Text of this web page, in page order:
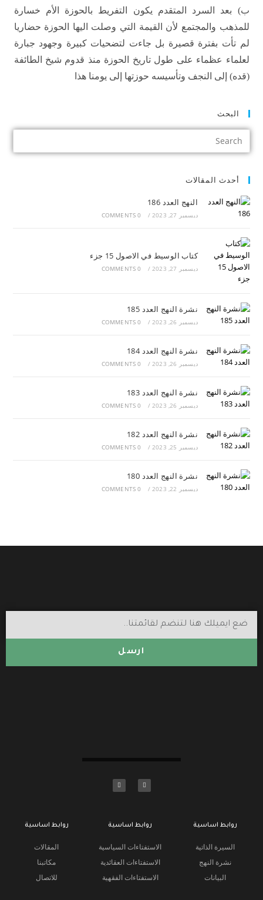
ب) بعد السرد المتقدم يكون
التفريط بالحوزة الأم خسارة
للمذهب والمجتمع لأن القيمة التي وصلت اليها الحوزة حضاريا
لم تأت بفترة قصيرة بل جاءت لتضحيات كبيرة وجهود جبارة
لعلماء عظماء على طول تاريخ الحوزة منذ قدوم شيخ الطائفة
(قده) إلى النجف وتأسيسه حوزتها إلى يومنا هذا
البحث
أحدث المقالات
النهج العدد 186
ديسمبر 27, 2023 /
0 COMMENTS
كتاب الوسيط في الاصول 15 جزء
ديسمبر 27, 2023 /
0 COMMENTS
نشرة النهج العدد 185
ديسمبر 26, 2023 /
0 COMMENTS
نشرة النهج العدد 184
ديسمبر 26, 2023 /
0 COMMENTS
نشرة النهج العدد 183
ديسمبر 26, 2023 /
0 COMMENTS
نشرة النهج العدد 182
ديسمبر 25, 2023 /
0 COMMENTS
نشرة النهج العدد 180
ديسمبر 22, 2023 /
0 COMMENTS
ارسل
روابط اساسية
السيرة الذاتية
نشرة النهج
البيانات
روابط اساسية
الاستفتاءات السياسية
الاستفتاءات العقائدية
الاستفتاءات الفقهية
روابط اساسية
المقالات
مكاتبنا
للاتصال